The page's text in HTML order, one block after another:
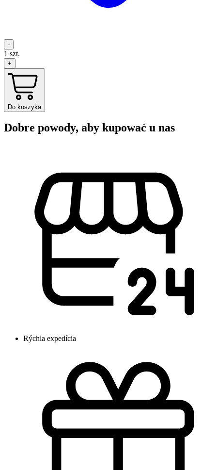
-
1 szt.
+
Do koszyka
Dobre powody, aby kupować u nas
Rýchla expedícia